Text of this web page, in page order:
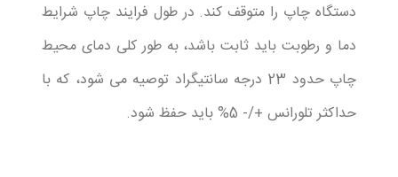
دستگاه چاپ را متوقف کند. در طول فرایند چاپ شرایط
دما و رطوبت باید ثابت باشد، به طور کلی دمای محیط
چاپ حدود 23 درجه سانتیگراد توصیه می شود، که با
حداکثر تلورانس +/- 5% باید حفظ شود.